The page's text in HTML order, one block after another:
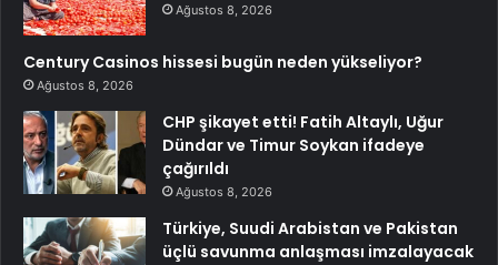
Ağustos 8, 2026
Century Casinos hissesi bugün neden yükseliyor?
Ağustos 8, 2026
CHP şikayet etti! Fatih Altaylı, Uğur
Dündar ve Timur Soykan ifadeye
çağırıldı
Ağustos 8, 2026
Türkiye, Suudi Arabistan ve Pakistan
üçlü savunma anlaşması imzalayacak